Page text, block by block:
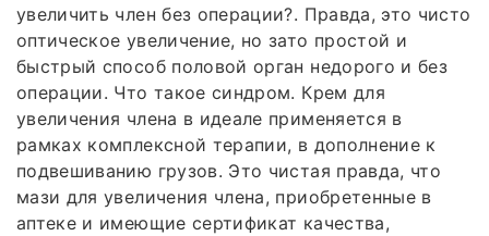
увеличить член без операции?. Правда, это чисто
оптическое увеличение, но зато простой и
быстрый способ половой орган недорого и без
операции. Что такое синдром. Крем для
увеличения члена в идеале применяется в
рамках комплексной терапии, в дополнение к
подвешиванию грузов. Это чистая правда, что
мази для увеличения члена, приобретенные в
аптеке и имеющие сертификат качества,